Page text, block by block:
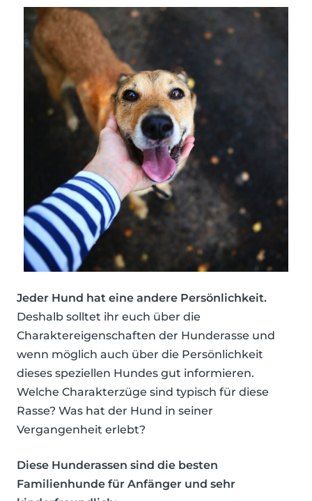
Jeder Hund hat eine andere Persönlichkeit.
Deshalb solltet ihr euch über die
Charaktereigenschaften der Hunderasse und
wenn möglich auch über die Persönlichkeit
dieses speziellen Hundes gut informieren.
Welche Charakterzüge sind typisch für diese
Rasse? Was hat der Hund in seiner
Vergangenheit erlebt?
Diese Hunderassen sind die besten
Familienhunde für Anfänger und sehr